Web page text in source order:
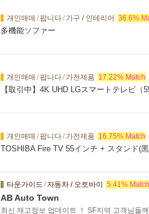
개인매매 /팝니다/ 가구 / 인테리어 36.6%
多機能ソファー
개인매매 /팝니다/ 가전제품 17.22% Match
【取引中】4K UHD LGスマートテレビ
개인매매 /팝니다/ 가전제품 16.75% Match
TOSHIBA Fire TV 55インチ + スタンド(
타운가이드 /자동차 / 오토바이 5.41% Match
AB Auto Town
최신 재고정보 업데이트 ！ SF지역 고객님들